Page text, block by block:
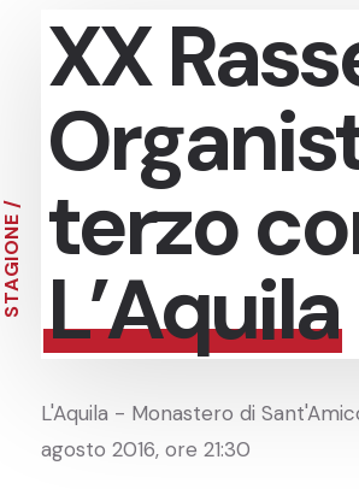
S
T
A
G
I
O
N
E
/
XX
terzo
L’Aquila
L'Aquila - Monastero di
agosto 2016, ore 21:30